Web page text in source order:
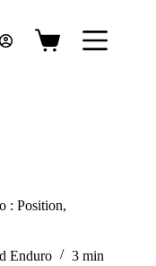
Panier
: Position,
Enduro 3 min